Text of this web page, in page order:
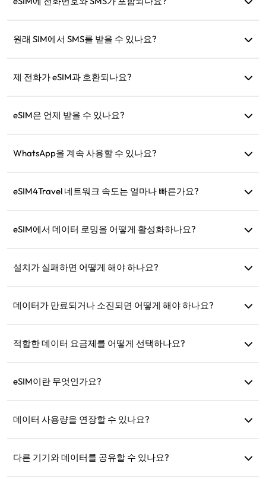
사용하여 통신할 수 있습니다.
원래 SIM에서 SMS를 받을 수 있나요?
과 원래 SIM을 동시에 활성화할 수 있습니다.
제 전화가 eSIM과 호환되나요?
이지를 방문하세요.
eSIM은 언제 받을 수 있나요?
있습니다.
WhatsApp을 계속 사용할 수 있나요?
eSIM4Travel 네트워크 속도는 얼마나 빠른가요?
네트워크 강도는 지역 통신사에 따라 다릅니다.
eSIM에서 데이터 로밍을 어떻게 활성화하나요?
'데이터 로밍'을 활성화하세요.
설치가 실패하면 어떻게 해야 하나요?
한 번만 설치할 수 있습니다. 문제가 지속되면 고객 지원팀에
데이터가 만료되거나 소진되면 어떻게 해야 하나요?
적합한 데이터 요금제를 어떻게 선택하나요?
과 같은 표준 요금제를 제공합니다. 필요에 따라 선택하고 언제
eSIM이란 무엇인가요?
치 후 인터넷에 연결하는 데 사용할 수 있습니다.
데이터 사용량을 연장할 수 있나요?
활성화됩니다.
다른 기기와 데이터를 공유할 수 있나요?